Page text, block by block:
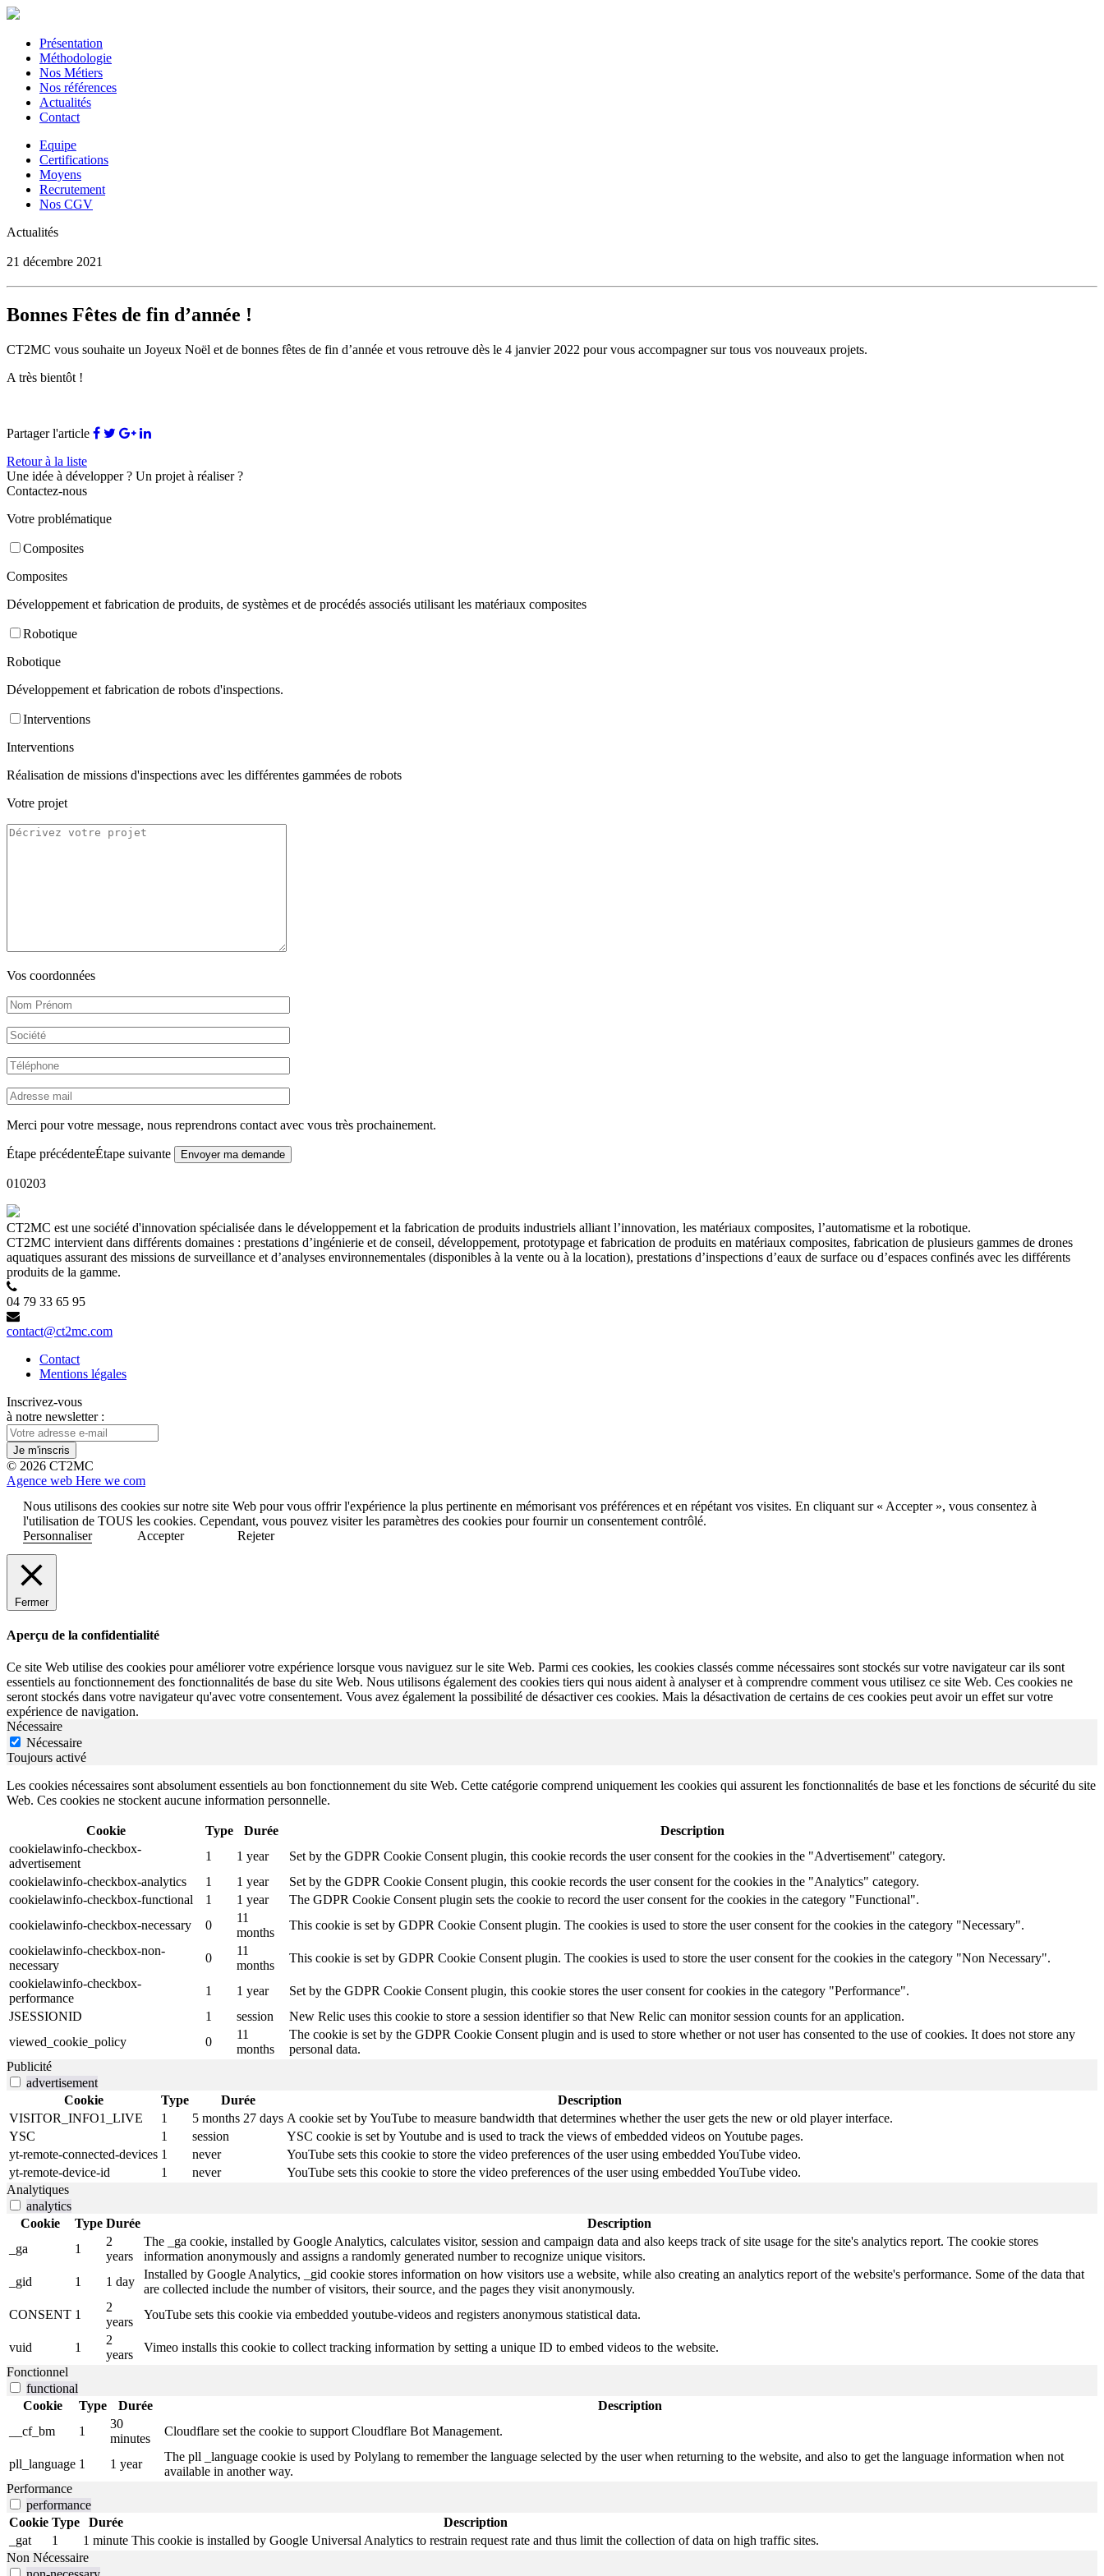
Présentation
Méthodologie
Nos Métiers
Nos références
Actualités
Contact
Equipe
Certifications
Moyens
Recrutement
Nos CGV
Actualités
21 décembre 2021
Bonnes Fêtes de fin d’année !
CT2MC vous souhaite un Joyeux Noël et de bonnes fêtes de fin d’année et vous retrouve dès le 4 janvier 2022 pour vous accompagner sur tous vos nouveaux projets.
A très bientôt !
Partager l'article
Retour à la liste
Une idée à développer ? Un projet à réaliser ?
Contactez-nous
Votre problématique
Composites
Composites
Développement et fabrication de produits, de systèmes et de procédés associés utilisant les matériaux composites
Robotique
Robotique
Développement et fabrication de robots d'inspections.
Interventions
Interventions
Réalisation de missions d'inspections avec les différentes gammées de robots
Votre projet
Vos coordonnées
Merci pour votre message, nous reprendrons contact avec vous très prochainement.
Étape précédenteÉtape suivante
010203
CT2MC est une société d'innovation spécialisée dans le développement et la fabrication de produits industriels alliant l’innovation, les matériaux composites, l’automatisme et la robotique.
CT2MC intervient dans différents domaines : prestations d’ingénierie et de conseil, développement, prototypage et fabrication de produits en matériaux composites, fabrication de plusieurs gammes de drones
aquatiques assurant des missions de surveillance et d’analyses environnementales (disponibles à la vente ou à la location), prestations d’inspections d’eaux de surface ou d’espaces confinés avec les différents
produits de la gamme.
04 79 33 65 95
contact@ct2mc.com
Contact
Mentions légales
Inscrivez-vous
à notre newsletter :
© 2026 CT2MC
Agence web Here we com
Nous utilisons des cookies sur notre site Web pour vous offrir l'expérience la plus pertinente en mémorisant vos préférences et en répétant vos visites. En cliquant sur « Accepter », vous consentez à
l'utilisation de TOUS les cookies. Cependant, vous pouvez visiter les paramètres des cookies pour fournir un consentement contrôlé.
Personnaliser
Accepter Rejeter
Fermer
Aperçu de la confidentialité
Ce site Web utilise des cookies pour améliorer votre expérience lorsque vous naviguez sur le site Web. Parmi ces cookies, les cookies classés comme nécessaires sont stockés sur votre navigateur car ils sont
essentiels au fonctionnement des fonctionnalités de base du site Web. Nous utilisons également des cookies tiers qui nous aident à analyser et à comprendre comment vous utilisez ce site Web. Ces cookies ne
seront stockés dans votre navigateur qu'avec votre consentement. Vous avez également la possibilité de désactiver ces cookies. Mais la désactivation de certains de ces cookies peut avoir un effet sur votre
expérience de navigation.
Nécessaire
Nécessaire
Toujours activé
Les cookies nécessaires sont absolument essentiels au bon fonctionnement du site Web. Cette catégorie comprend uniquement les cookies qui assurent les fonctionnalités de base et les fonctions de sécurité du site
Web. Ces cookies ne stockent aucune information personnelle.
Cookie Type Durée
Description
cookielawinfo-checkbox-
advertisement
1 1 year
Set by the GDPR Cookie Consent plugin, this cookie records the user consent for the cookies in the "Advertisement" category.
cookielawinfo-checkbox-analytics
1 1 year
Set by the GDPR Cookie Consent plugin, this cookie records the user consent for the cookies in the "Analytics" category.
cookielawinfo-checkbox-functional
1 1 year
The GDPR Cookie Consent plugin sets the cookie to record the user consent for the cookies in the category "Functional".
cookielawinfo-checkbox-necessary
0
11
months
This cookie is set by GDPR Cookie Consent plugin. The cookies is used to store the user consent for the cookies in the category "Necessary".
cookielawinfo-checkbox-non-
necessary
0
11
months
This cookie is set by GDPR Cookie Consent plugin. The cookies is used to store the user consent for the cookies in the category "Non Necessary".
cookielawinfo-checkbox-
performance
1 1 year
Set by the GDPR Cookie Consent plugin, this cookie stores the user consent for cookies in the category "Performance".
JSESSIONID
1 session
New Relic uses this cookie to store a session identifier so that New Relic can monitor session counts for an application.
viewed_cookie_policy
0
11
months
The cookie is set by the GDPR Cookie Consent plugin and is used to store whether or not user has consented to the use of cookies. It does not store any
personal data.
Publicité
advertisement
Cookie
Type Durée
Description
VISITOR_INFO1_LIVE
1 5 months 27 days A cookie set by YouTube to measure bandwidth that determines whether the user gets the new or old player interface.
YSC
1 session
YSC cookie is set by Youtube and is used to track the views of embedded videos on Youtube pages.
yt-remote-connected-devices 1 never
YouTube sets this cookie to store the video preferences of the user using embedded YouTube video.
yt-remote-device-id
1 never
YouTube sets this cookie to store the video preferences of the user using embedded YouTube video.
Analytiques
analytics
Cookie
Type Durée
Description
_ga
1
2
years
The _ga cookie, installed by Google Analytics, calculates visitor, session and campaign data and also keeps track of site usage for the site's analytics report. The cookie stores
information anonymously and assigns a randomly generated number to recognize unique visitors.
_gid
1 1 day
Installed by Google Analytics, _gid cookie stores information on how visitors use a website, while also creating an analytics report of the website's performance. Some of the data that
are collected include the number of visitors, their source, and the pages they visit anonymously.
CONSENT 1
2
years
YouTube sets this cookie via embedded youtube-videos and registers anonymous statistical data.
vuid 1
2
years
Vimeo installs this cookie to collect tracking information by setting a unique ID to embed videos to the website.
Fonctionnel
functional
Cookie
Type Durée
Description
__cf_bm
1
30
minutes
Cloudflare set the cookie to support Cloudflare Bot Management.
pll_language 1 1 year
The pll _language cookie is used by Polylang to remember the language selected by the user when returning to the website, and also to get the language information when not
available in another way.
Performance
performance
Cookie Type Durée
Description
_gat
1 1 minute This cookie is installed by Google Universal Analytics to restrain request rate and thus limit the collection of data on high traffic sites.
Non Nécessaire